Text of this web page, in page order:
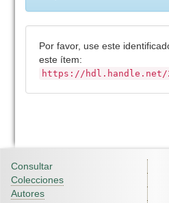
Por favor, use este
este ítem:
https://hdl.handle.net/
Consultar
Colecciones
Autores